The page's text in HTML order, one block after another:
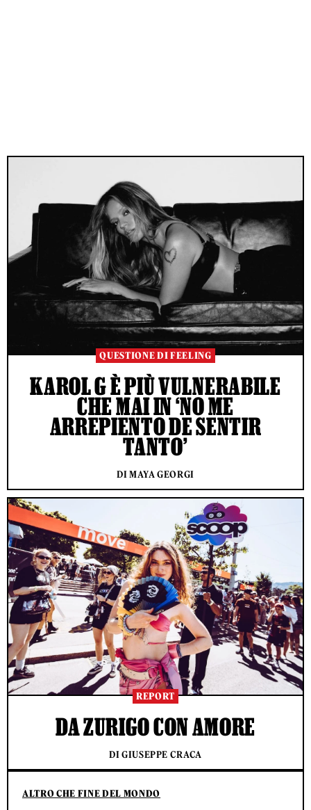
ALTRO CHE FINE DEL MONDO
QUESTIONE DI FEELING
KAROL G È PIÙ VULNERABILE
CHE MAI IN ‘NO ME
ARREPIENTO DE SENTIR
TANTO’
DI MAYA GEORGI
REPORT
DA ZURIGO CON AMORE
DI GIUSEPPE CRACA